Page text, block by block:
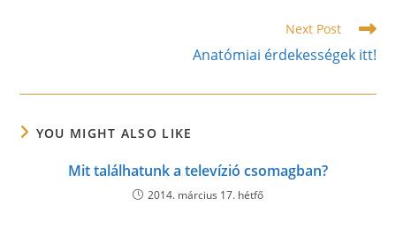
Next Post
Anatómiai érdekességek itt!
YOU MIGHT ALSO LIKE
Mit találhatunk a televízió csomagban?
2014. március 17. hétfő